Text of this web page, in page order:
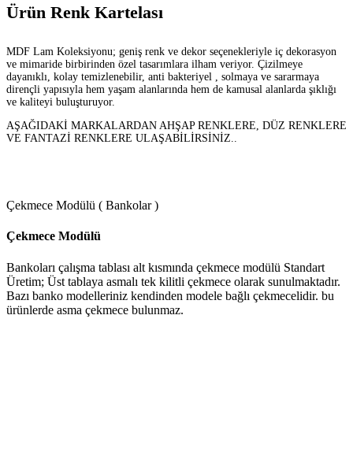
Ürün Renk Kartelası
MDF Lam Koleksiyonu; geniş renk ve dekor seçenekleriyle iç dekorasyon
ve mimaride birbirinden özel tasarımlara ilham veriyor. Çizilmeye
dayanıklı, kolay temizlenebilir, anti bakteriyel , solmaya ve sararmaya
dirençli yapısıyla hem yaşam alanlarında hem de kamusal alanlarda şıklığı
ve kaliteyi buluşturuyor.
AŞAĞIDAKİ MARKALARDAN AHŞAP RENKLERE, DÜZ RENKLERE
VE FANTAZİ RENKLERE ULAŞABİLİRSİNİZ..
Çekmece Modülü ( Bankolar )
Çekmece Modülü
Bankoları çalışma tablası alt kısmında çekmece modülü Standart
Üretim; Üst tablaya asmalı tek kilitli çekmece olarak sunulmaktadır.
Bazı banko modelleriniz kendinden modele bağlı çekmecelidir. bu
ürünlerde asma çekmece bulunmaz.